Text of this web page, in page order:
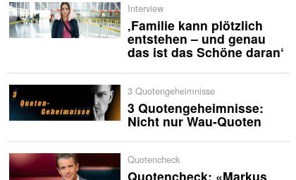
Interview
‚Familie kann plötzlich
entstehen – und genau
das ist das Schöne daran‘
3 Quotengeheimnisse
3 Quotengeheimnisse:
Nicht nur Wau-Quoten
Quotencheck
Quotencheck: «Markus